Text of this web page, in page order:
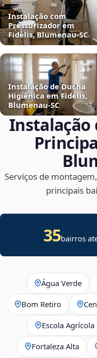
Instalação com
Pressurizador em
Fidélis, Blumenau‑SC
Instalação de Ducha
Higiênica em Fidélis,
Blumenau‑SC
Instalação
Serviços de
principais
35bairros
Água Verde
Bom Retiro
Escola Agrícola
Fortaleza Alta